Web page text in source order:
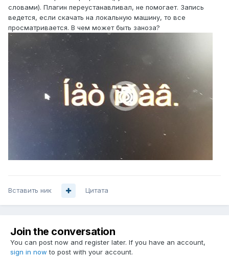
словами). Плагин переустанавливал, не помогает. Запись
ведется, если скачать на локальную машину, то все
просматривается. В чем может быть заноза?
Вставить ник Цитата
Join the conversation
You can post now and register later. If you have an account,
sign in now to post with your account.